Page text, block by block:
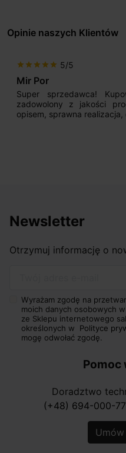
Opinie naszych Klientów
star star star star star 5/5
Mir Por
Super sprzedawca!
zadowolony z jakości
opisem, sprawna
Newsletter
Otrzymuj informację o
Wyrażam zgodę na
moich danych osobowych
ze Sklepu internetowego
określonych w Polityce
mogę odwołać zgodę.
Pomoc
Doradztwo
(+48) 694-000-